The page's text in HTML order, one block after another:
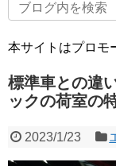
本サイトはプロモ
標準車との違
ックの荷室の
2023/1/23